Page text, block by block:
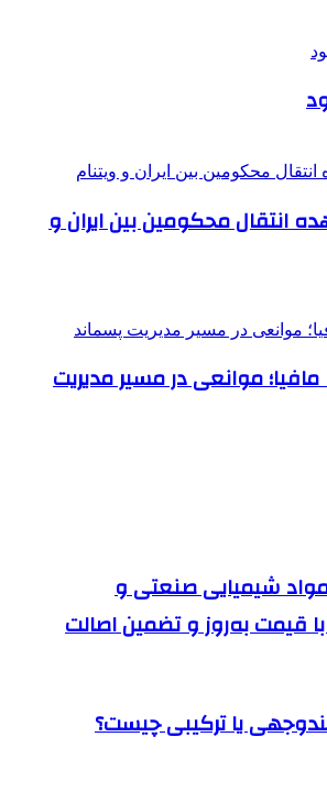
انتقال محکومین بین ایران و
موانعی در مسیر مدیریت
مواد شیمیایی صنعتی و
قیمت به‌روز و تضمین اصالت
یا ترکیبی چیست؟